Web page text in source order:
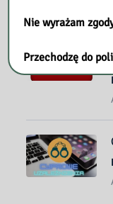
Nie wyrażam
Przechodzę do